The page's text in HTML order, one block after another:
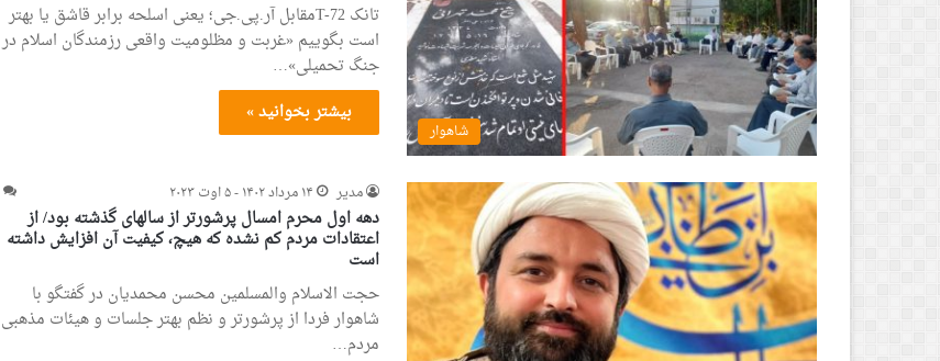
شاهوار
تانک T-72مقابل آر.پی.جی؛ یعنی اسلحه برابر قاشق یا بهتر
است بگوییم «غربت و مظلومیت واقعی رزمندگان اسلام در
جنگ تحمیلی»…
بیشتر بخوانید »
مدیر ۱۴ مرداد ۱۴۰۲ - ۵ اوت ۲۰۲۳
دهه اول محرم امسال پرشورتر از سالهای گذشته بود/ از
اعتقادات مردم کم نشده که هیچ، کیفیت آن افزایش داشته
است
حجت الاسلام والمسلمین محسن محمدیان در گفتگو با
شاهوار فردا از پرشورتر و نظم بهتر جلسات و هیئات مذهبی
مردم…